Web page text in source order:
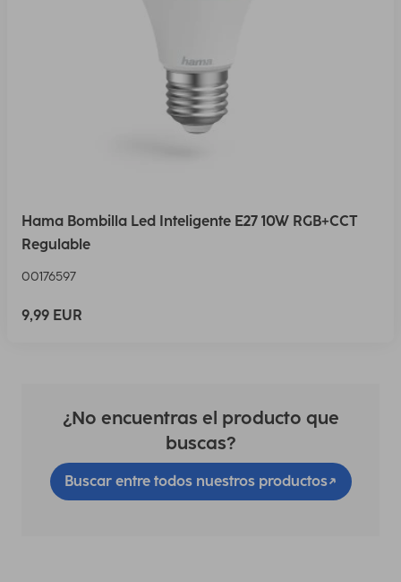
Hama Bombilla Led Inteligente E27 10W RGB+CCT
Regulable
00176597
9,99 EUR
¿No encuentras el producto que
buscas?
Buscar entre todos nuestros productos